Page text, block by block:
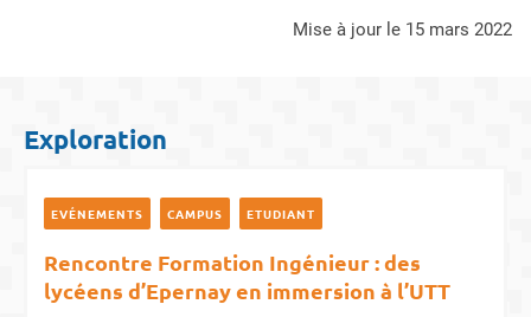
mise à jour le 15 mars 2022
Exploration
EVÉNEMENTS CAMPUS ETUDIANT
Rencontre Formation Ingénieur : des
lycéens d’Epernay en immersion à l’UTT